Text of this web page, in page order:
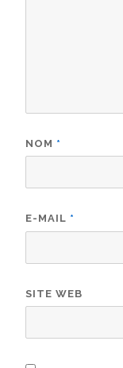
NOM *
E-MAIL *
SITE WEB